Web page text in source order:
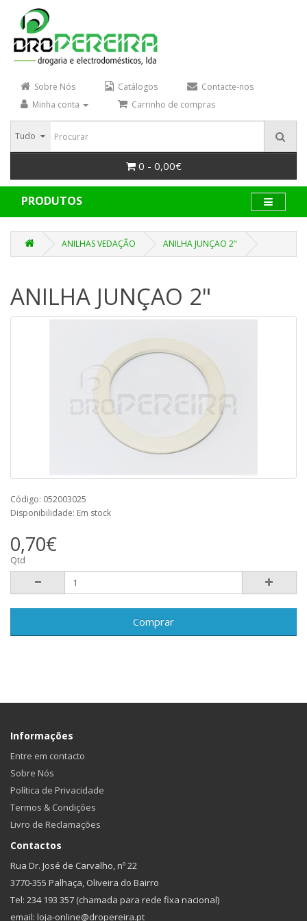
Sobre Nós Catálogos
Contacte-nos
Minha conta
Carrinho de compras
Tudo
0 - 0,00€
PRODUTOS
ANILHAS VEDAÇÃO ANILHA JUNÇAO 2"
ANILHA JUNÇAO 2"
Código: 052003025
Disponibilidade: Em stock
0,70€
Qtd
Comprar
Informações
Entre em contacto
Sobre Nós
Política de Privacidade
Termos & Condições
Livro de Reclamações
Contactos
Rua Dr. José de Carvalho, nº 22
3770-355 Palhaça, Oliveira do Bairro
Tel: 234 193 357 (chamada para rede fixa nacional)
email: loja-online@dropereira.pt